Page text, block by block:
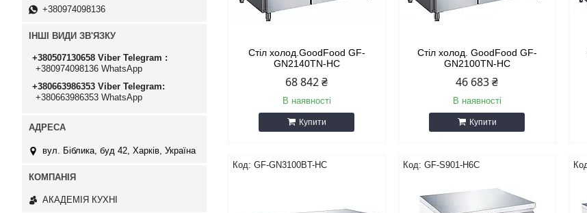
Стіл холод.GoodFood GF-
GN2140TN-HC
68 842 ₴
В наявності
Купити
Стіл холод. GoodFood GF-
GN2100TN-HC
46 683 ₴
В наявності
Купити
GF-GN3100BT-HC GF-S901-H6C
+380974098136
ІНШІ ВИДИ ЗВ'ЯЗКУ
+380507130658 Viber Telegram
+380974098136 WhatsApp
+380663986353 Viber Telegram
+380663986353 WhatsApp
вул. Біблика, буд 42, Харків, Україна
АКАДЕМІЯ КУХНІ